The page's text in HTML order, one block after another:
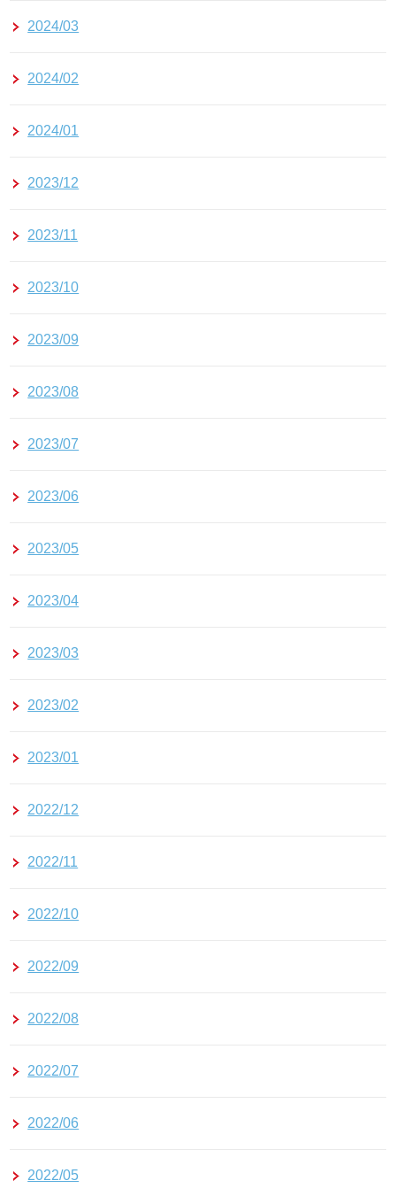
2024/03
2024/02
2024/01
2023/12
2023/11
2023/10
2023/09
2023/08
2023/07
2023/06
2023/05
2023/04
2023/03
2023/02
2023/01
2022/12
2022/11
2022/10
2022/09
2022/08
2022/07
2022/06
2022/05